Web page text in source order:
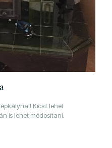
Kicsit lehet
is lehet módosítani.